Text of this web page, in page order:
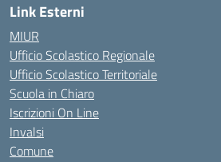
Link Esterni
MIUR
Ufficio Scolastico Regionale
Ufficio Scolastico Territoriale
Scuola in Chiaro
Iscrizioni On Line
Invalsi
Comune